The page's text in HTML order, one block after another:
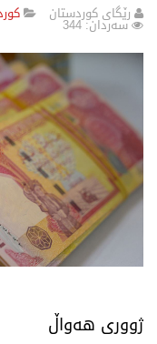
رێگای كوردستان
سەردان: 344
​ژووری هەواڵ